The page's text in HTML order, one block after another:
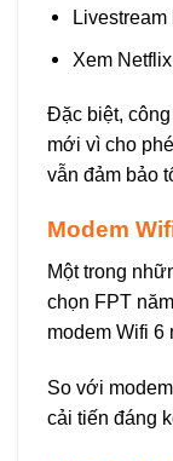
Xem
Đặc biệt,
mới vì cho
vẫn đảm bảo
Modem
Một trong
chọn FPT
modem Wifi 6
So với
cải tiến đáng